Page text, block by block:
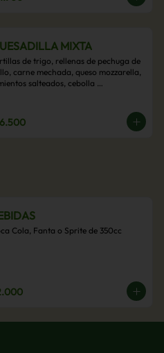
MIXTA
de trigo, rellenas de pechuga de
carne mechada, queso mozzarella,
salteados, cebolla
Cola, Fanta o Sprite de 350cc